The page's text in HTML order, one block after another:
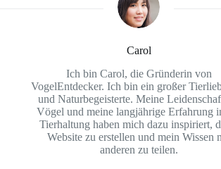
Carol
Ich bin Carol, die Gründerin von
VogelEntdecker. Ich bin ein großer
und Naturbegeisterte. Meine
Vögel und meine langjährige Erfahrung
Tierhaltung haben mich dazu inspiriert,
Website zu erstellen und mein Wissen
anderen zu teilen.